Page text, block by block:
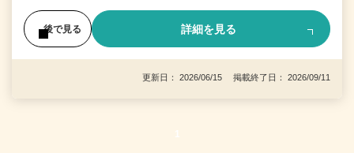
後で見る 詳細を見る
更新日： 2026/06/15 掲載終了日： 2026/09/11
1